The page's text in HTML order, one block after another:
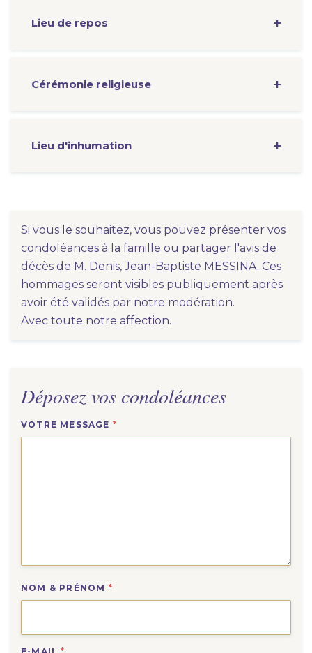
Lieu de repos
Cérémonie religieuse
Lieu d'inhumation
Si vous le souhaitez, vous pouvez présenter vos
condoléances à la famille ou partager l'avis de
décès de M. Denis, Jean-Baptiste MESSINA. Ces
hommages seront visibles publiquement après
avoir été validés par notre modération.
Avec toute notre affection.
Déposez vos condoléances
VOTRE MESSAGE *
NOM & PRÉNOM *